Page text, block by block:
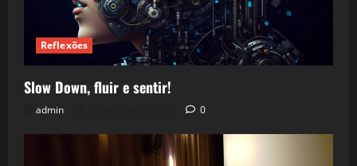
Reflexões
Slow Down, fluir e sentir!
admin 0